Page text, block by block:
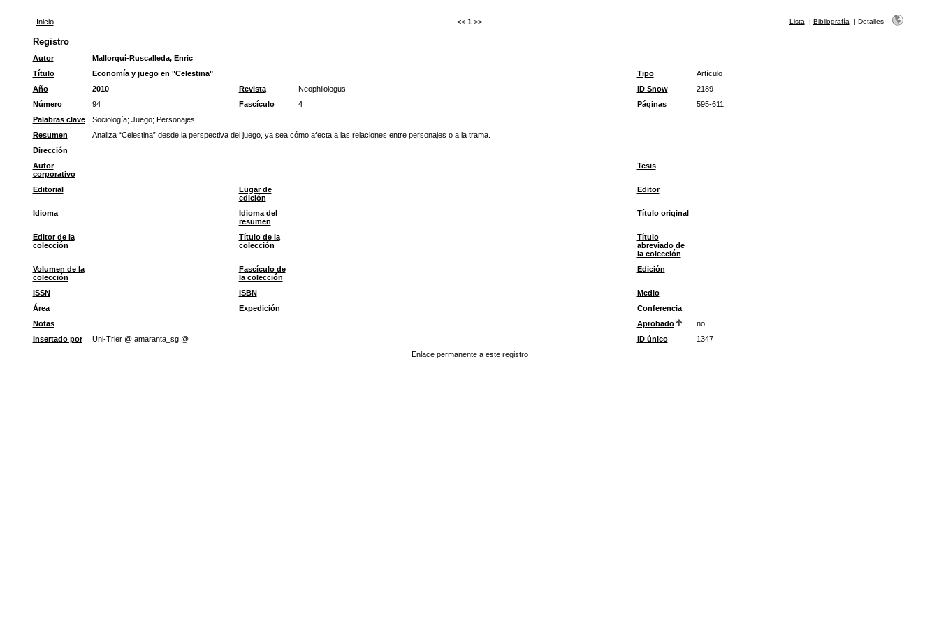
Inicio << 1 >> Lista | Bibliografía | Detalles
Registro
Autor
Mallorquí-Ruscalleda, Enric
Título
Economía y juego en "Celestina" Tipo
Artículo
Año
2010 Revista Neophilologus ID Snow
2189
Número
94 Fascículo 4 Páginas
595-611
Palabras clave
Sociología; Juego; Personajes
Resumen
Analiza “Celestina” desde la perspectiva del juego, ya sea cómo afecta a las relaciones entre personajes o a la trama.
Dirección
Autor
corporativo
Tesis
Editorial
Lugar de
edición
Editor
Idioma
Idioma del
resumen
Título original
Editor de la
colección
Título de la
colección
Título
abreviado de
la colección
Volumen de la
colección
Fascículo de
la colección
Edición
ISSN ISBN
Medio
Área
Expedición
Conferencia
Notas
Aprobado
no
Insertado por
Uni-Trier @ amaranta_sg @ ID único
1347
Enlace permanente a este registro